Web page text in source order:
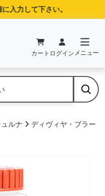
入力して下さい。
カート ログイン メニュー
ルナ
ディヴィヤ・ブラー